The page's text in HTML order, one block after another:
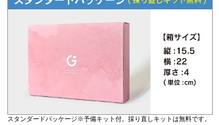
スタンダードパッケージ※予備キット付。採り直しキットは無料です。